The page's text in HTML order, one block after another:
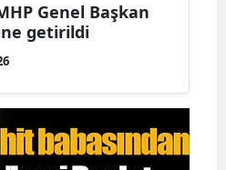
Genel Başkan
getirildi